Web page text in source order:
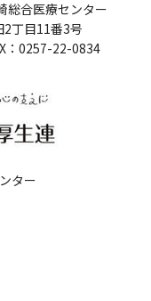
合医療センター
丁目11番3号
：0257-22-0834
ター